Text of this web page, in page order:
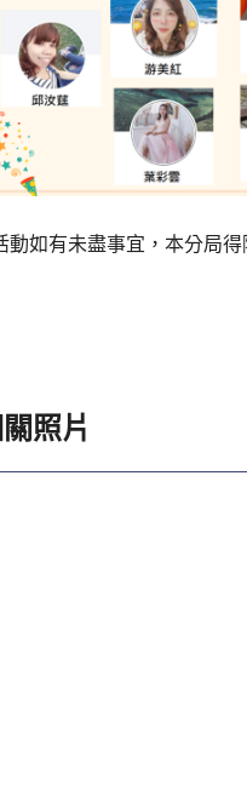
動如有未盡事宜，本分局
照片